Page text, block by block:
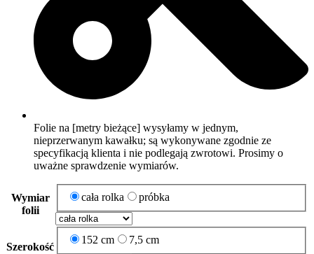
Folie na [metry bieżące] wysyłamy w jednym,
nieprzerwanym kawałku; są wykonywane zgodnie ze
specyfikacją klienta i nie podlegają zwrotowi. Prosimy o
uważne sprawdzenie wymiarów.
Wymiar
folii
cała rolka próbka
Szerokość
152 cm 7,5 cm